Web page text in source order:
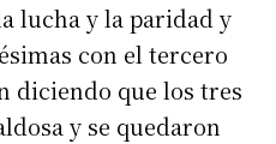
lucha y la paridad y
con el tercero
diciendo que los tres
y se quedaron